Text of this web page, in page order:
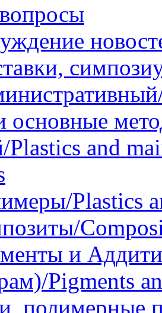
основные
Plastics and
Plastics
и
Pigments
полимерные